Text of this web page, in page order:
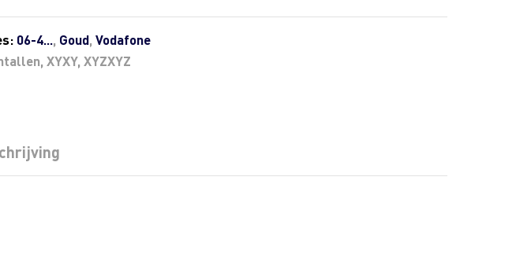
06-4..., Goud,Vodafone
,XYXY,XYZXYZ